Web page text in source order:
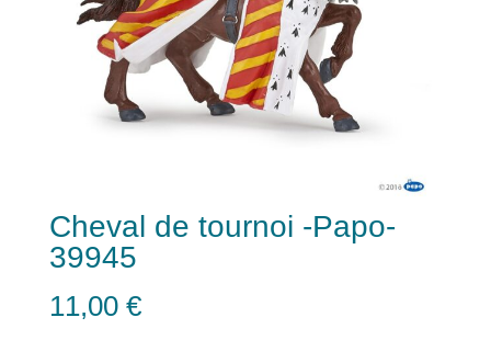
Cheval de tournoi -Papo-
39945
11,00 €